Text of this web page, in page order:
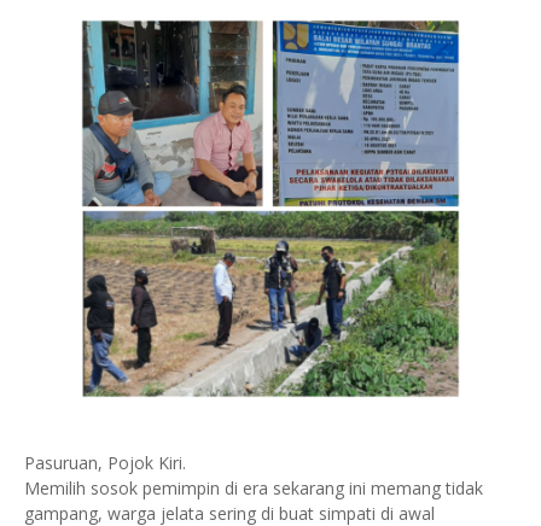
Pasuruan, Pojok Kiri.
Memilih sosok pemimpin di era sekarang ini memang tidak
gampang, warga jelata sering di buat simpati di awal